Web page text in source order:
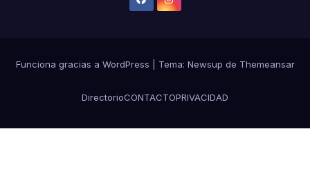
Funciona gracias a WordPress Tema: Newsup de Themeansar
DirectorioCONTACTOPRIVACIDAD